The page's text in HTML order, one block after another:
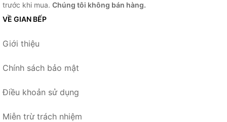
trước khi mua. Chúng tôi không bán hàng.
VỀ GIAN BẾP
Giới thiệu
Chính sách bảo mật
Điều khoản sử dụng
Miễn trừ trách nhiệm